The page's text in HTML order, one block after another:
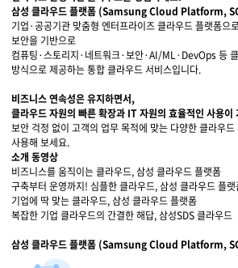
채용
삼성 클라우드 플랫폼 (Samsung Cloud Platform,
기업·공공기관 맞춤형 엔터프라이즈 클라우드 플랫폼으
보안을 기반으로
컴퓨팅·스토리지·네트워크·보안·AI/ML·DevOps 등
방식으로 제공하는 통합 클라우드 서비스입니다.
비즈니스 연속성은 유지하면서,
클라우드 자원의 빠른 확장과 IT 자원의 효율적인 사용이
보안 걱정 없이 고객의 업무 목적에 맞는 다양한 클라우
사용해 보세요.
소개 동영상
비즈니스를 움직이는 클라우드, 삼성 클라우드 플랫폼
구축부터 운영까지! 심플한 클라우드, 삼성 클라우드 플랫
기업에 딱 맞는 클라우드, 삼성 클라우드 플랫폼
복잡한 기업 클라우드의 간결한 해답, 삼성SDS 클라우드
삼성 클라우드 플랫폼 (Samsung Cloud Platform,